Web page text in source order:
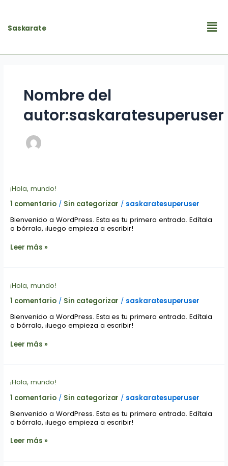
Saskarate
Nombre del
autor:saskaratesuperuser
¡Hola, mundo!
1 comentario / Sin categorizar / saskaratesuperuser
Bienvenido a WordPress. Esta es tu primera entrada. Edítala
o bórrala, ¡luego empieza a escribir!
¡Hola,
mundo!
Leer más »
¡Hola, mundo!
1 comentario / Sin categorizar / saskaratesuperuser
Bienvenido a WordPress. Esta es tu primera entrada. Edítala
o bórrala, ¡luego empieza a escribir!
¡Hola,
mundo!
Leer más »
¡Hola, mundo!
1 comentario / Sin categorizar / saskaratesuperuser
Bienvenido a WordPress. Esta es tu primera entrada. Edítala
o bórrala, ¡luego empieza a escribir!
¡Hola,
mundo!
Leer más »